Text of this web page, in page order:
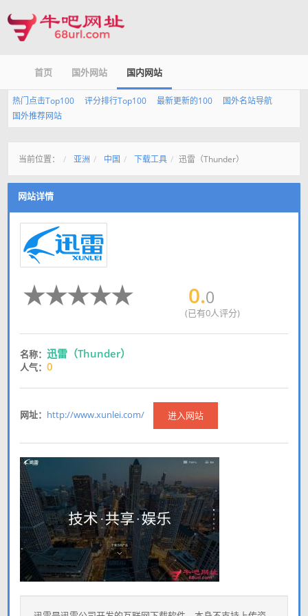
首页 国外网站 国内网站
热门点击Top100 评分排行Top100 最新更新的100
国外名站导航
国外推荐网站
当前位置： 亚洲 中国 下载工具 迅雷（Thunder）
网站详情
0.0
(已有0人评分)
名称： 迅雷（Thunder）
人气： 0
网址： http://www.xunlei.com/ 进入网站